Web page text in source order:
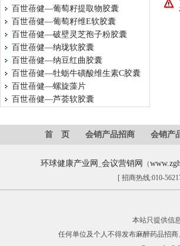
百世蓓健—葡萄籽提取物胶囊
百世蓓健—葡萄籽维E软胶囊
百世蓓健—破壁灵芝孢子粉胶囊
百世蓓健—纳珑软胶囊
百世蓓健—纳豆红曲胶囊
百世蓓健—牡蛎牛磺酸维生素C胶囊
百世蓓健—螺旋藻片
百世蓓健—芦荟软胶囊
首 页 会销产品招商 会销产
环球健康产业网 会议营销网 （
[ 招商热线:010-
本站只提供信
任何单位及个人不得发布麻醉药品招